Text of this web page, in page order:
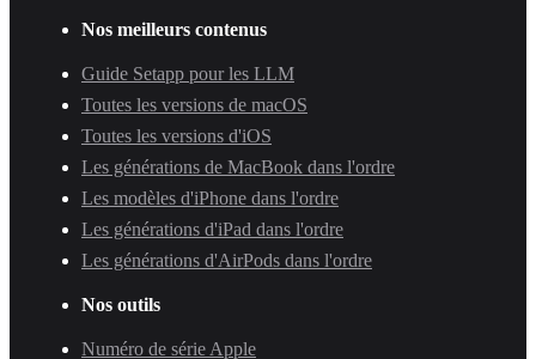
Nos meilleurs contenus
Guide Setapp pour les LLM
Toutes les versions de macOS
Toutes les versions d'iOS
Les générations de MacBook dans l'ordre
Les modèles d'iPhone dans l'ordre
Les générations d'iPad dans l'ordre
Les générations d'AirPods dans l'ordre
Nos outils
Numéro de série Apple